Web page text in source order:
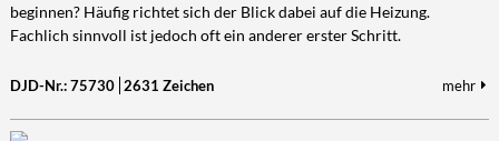
beginnen? Häufig richtet sich der Blick dabei auf die Heizung.
Fachlich sinnvoll ist jedoch oft ein anderer erster Schritt.
DJD-Nr.: 75730 2631 Zeichen mehr